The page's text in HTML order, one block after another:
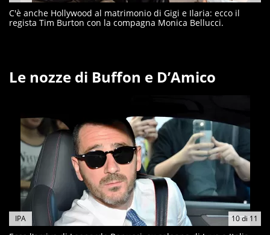
C'è anche Hollywood al matrimonio di Gigi e Ilaria: ecco il
regista Tim Burton con la compagna Monica Bellucci.
Le nozze di Buffon e D’Amico
10di 11
IPA